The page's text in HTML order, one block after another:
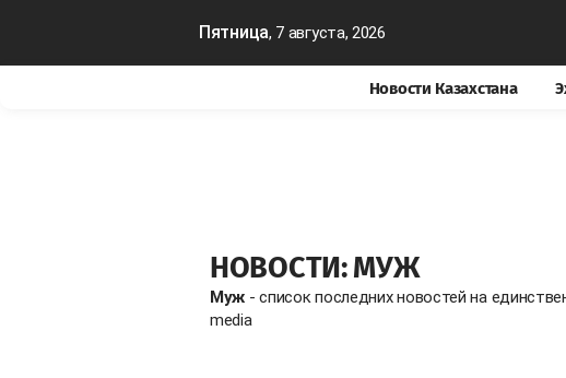
Пятница, 7 августа, 2026
Новости Казахстана
НОВОСТИ: МУЖ
Муж - список последних новостей на
media